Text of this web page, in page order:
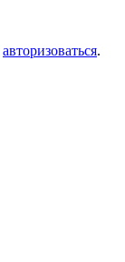
авторизоваться.